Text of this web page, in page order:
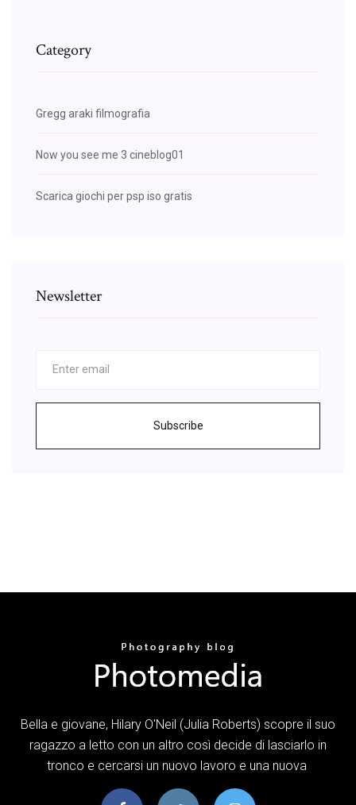
Category
Gregg araki filmografia
Now you see me 3 cineblog01
Scarica giochi per psp iso gratis
Newsletter
Subscribe
Bella e giovane, Hilary O'Neil (Julia Roberts) scopre il suo
ragazzo a letto con un altro così decide di lasciarlo in
tronco e cercarsi un nuovo lavoro e una nuova